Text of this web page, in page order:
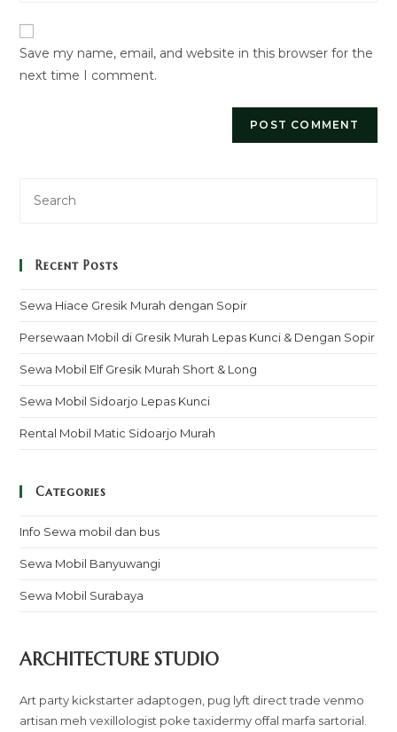
URL
(optional)
Save my name, email, and website in this browser for the
next time I comment.
Recent Posts
Sewa Hiace Gresik Murah dengan Sopir
Persewaan Mobil di Gresik Murah Lepas Kunci & Dengan Sopir
Sewa Mobil Elf Gresik Murah Short & Long
Sewa Mobil Sidoarjo Lepas Kunci
Rental Mobil Matic Sidoarjo Murah
Categories
Info Sewa mobil dan bus
Sewa Mobil Banyuwangi
Sewa Mobil Surabaya
ARCHITECTURE STUDIO
Art party kickstarter adaptogen, pug lyft direct trade venmo
artisan meh vexillologist poke taxidermy offal marfa sartorial.